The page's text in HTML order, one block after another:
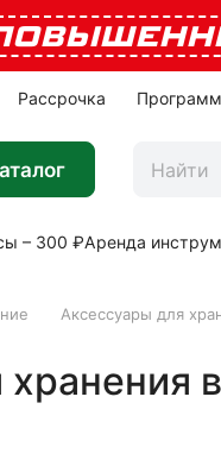
Рассрочка
– 300 ₽Аренда
Аксессуары для